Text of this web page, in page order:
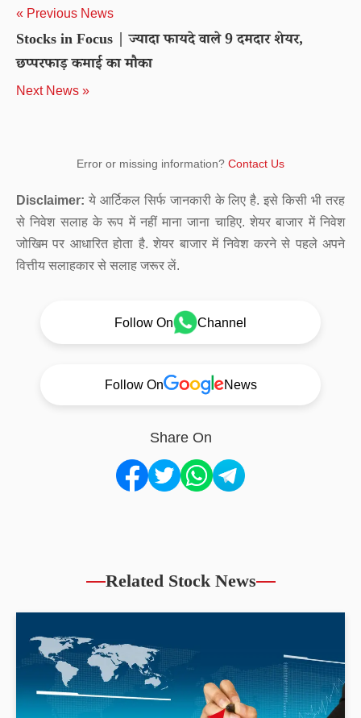
« Previous News
Stocks in Focus | ज्यादा फायदे वाले 9 दमदार शेयर,
छप्परफाड़ कमाई का मौका
Next News »
Error or missing information? Contact Us
Disclaimer: ये आर्टिकल सिर्फ जानकारी के लिए है. इसे किसी भी तरह
से निवेश सलाह के रूप में नहीं माना जाना चाहिए. शेयर बाजार में निवेश
जोखिम पर आधारित होता है. शेयर बाजार में निवेश करने से पहले अपने
वित्तीय सलाहकार से सलाह जरूर लें.
Follow On Channel
Follow On News
Share On
Related Stock News